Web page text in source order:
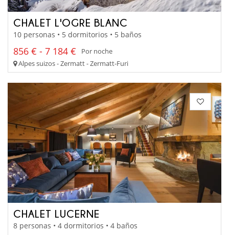
CHALET L'OGRE BLANC
10 personas • 5 dormitorios • 5 baños
856 € - 7 184 €
Por noche
Alpes suizos - Zermatt - Zermatt-Furi
CHALET LUCERNE
8 personas • 4 dormitorios • 4 baños